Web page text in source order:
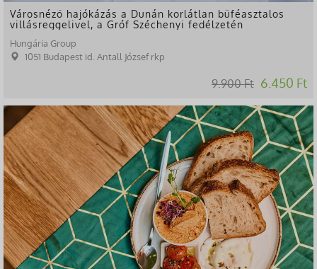
Városnéző hajókázás a Dunán korlátlan büféasztalos
villásreggelivel, a Gróf Széchenyi fedélzetén
Hungária Group
1051 Budapest id. Antall József rkp
9.900 Ft 6.450 Ft
-51%